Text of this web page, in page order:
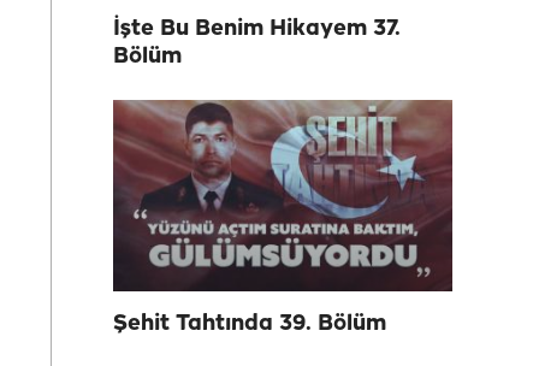
İşte Bu Benim Hikayem 37.
Bölüm
Şehit Tahtında 39. Bölüm